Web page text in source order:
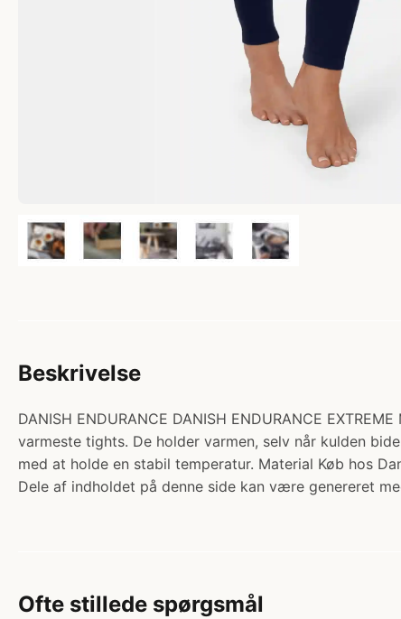
Beskrivelse
DANISH ENDURANCE DANISH ENDURANCE
varmeste tights. De holder varmen, selv når kulden
med at holde en stabil temperatur. Material Køb hos
Dele af indholdet på denne side kan være genereret
Ofte stillede spørgsmål